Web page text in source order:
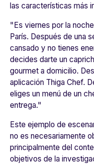
las características más
"Es viernes por la
París. Después de una
cansado y no tienes
decides darte un
gourmet a domicilio.
aplicación Thiga Chef.
eliges un menú de un
entrega."
Este ejemplo de
no es necesariamente
principalmente del
objetivos de la